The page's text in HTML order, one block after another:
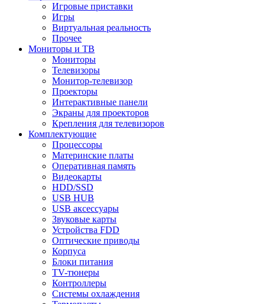
Игровые приставки
Игры
Виртуальная реальность
Прочее
Мониторы и ТВ
Мониторы
Телевизоры
Монитор-телевизор
Проекторы
Интерактивные панели
Экраны для проекторов
Крепления для телевизоров
Комплектующие
Процессоры
Материнские платы
Оперативная память
Видеокарты
HDD/SSD
USB HUB
USB аксессуары
Звуковые карты
Устройства FDD
Оптические приводы
Корпуса
Блоки питания
TV-тюнеры
Контроллеры
Системы охлаждения